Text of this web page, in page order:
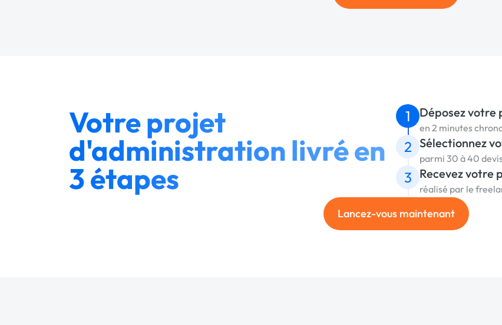
Votre projet
d'administration livré en
3 étapes
1 Déposez
en 2 minutes
2 Sélectionnez
parmi 30 à 40
3 Recevez votre
réalisé par le
Lancez-vous maintenant